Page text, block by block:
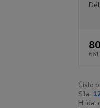
661
Číslo
Síla:
Hlídat